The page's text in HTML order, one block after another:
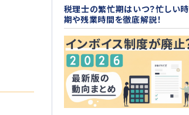
税理士の繁忙期はいつ？忙しい時
期や残業時間を徹底解説！